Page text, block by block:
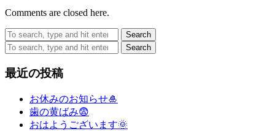
Comments are closed here.
Search
Search
最近の投稿
お休みのお知らせ🎍
歯の黄ばみ😨
おはようございます🌞